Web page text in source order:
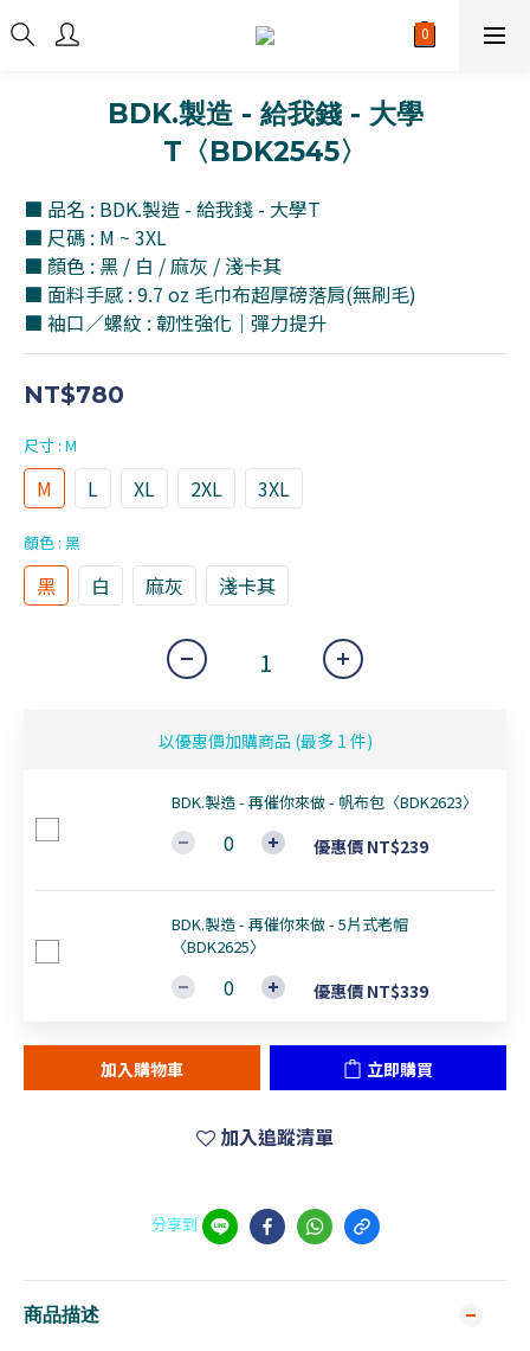
BDK.製造 - 給我錢 - 大學
T〈BDK2545〉
■ 品名 : BDK.製造 - 給我錢 - 大學T
■ 尺碼 : M ~ 3XL
■ 顏色 : 黑 / 白 / 麻灰 / 淺卡其
■ 面料手感 : 9.7 oz 毛巾布超厚磅落肩(無刷毛)
■ 袖口／螺紋 : 韌性強化｜彈力提升
NT$780
尺寸 : M
M L XL 2XL 3XL
顏色 : 黑
黑 白 麻灰 淺卡其
以優惠價加購商品 (最多 1 件)
BDK.製造 - 再催你來做 - 帆布包〈BDK2623〉
優惠價 NT$239
BDK.製造 - 再催你來做 - 5片式老帽
〈BDK2625〉
優惠價 NT$339
加入購物車 立即購買
加入追蹤清單
分享到
商品描述